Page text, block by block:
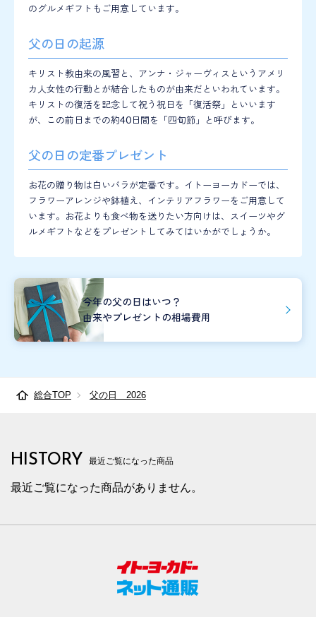
のグルメギフトもご用意しています。
父の日の起源
キリスト教由来の風習と、アンナ・ジャーヴィスというアメリ
カ人女性の行動とが結合したものが由来だといわれています。
キリストの復活を記念して祝う祝日を「復活祭」といいます
が、この前日までの約40日間を「四旬節」と呼びます。
父の日の定番プレゼント
お花の贈り物は白いバラが定番です。イトーヨーカドーでは、
フラワーアレンジや鉢植え、インテリアフラワーをご用意して
います。お花よりも食べ物を送りたい方向けは、スイーツやグ
ルメギフトなどをプレゼントしてみてはいかがでしょうか。
今年の父の日はいつ？
由来やプレゼントの相場費用
総合TOP 父の日 2026
HISTORY 最近ご覧になった商品
最近ご覧になった商品がありません。